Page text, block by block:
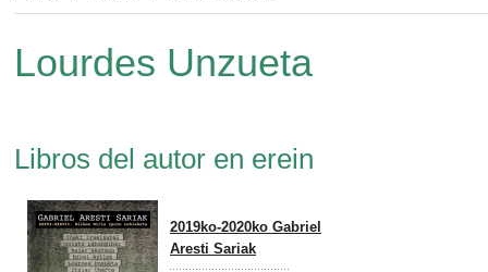
Lourdes Unzueta
Libros del autor en erein
2019ko-2020ko Gabriel
Aresti Sariak